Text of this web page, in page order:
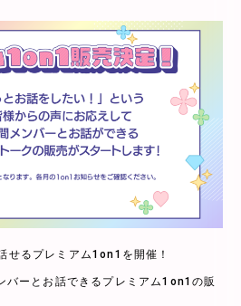
せるプレミアム1on1を開催！
バーとお話できるプレミアム1on1の販